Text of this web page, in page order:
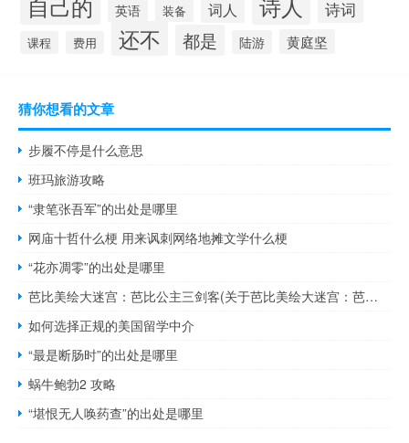
英语 装备 词人 诗词
课程 费用 还不 都是 陆游 黄庭坚
猜你想看的文章
步履不停是什么意思
班玛旅游攻略
“隶笔张吾军”的出处是哪里
网庙十哲什么梗 用来讽刺网络地摊文学什么梗
“花亦凋零”的出处是哪里
芭比美绘大迷宫：芭比公主三剑客(关于芭比美绘大迷宫：芭比公主三剑客简述)
如何选择正规的美国留学中介
“最是断肠时”的出处是哪里
蜗牛鲍勃2 攻略
“堪恨无人唤药查”的出处是哪里